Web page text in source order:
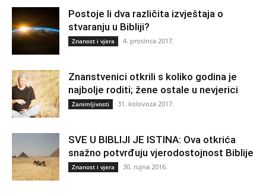
Postoje li dva različita izvještaja o
stvaranju u Bibliji?
Znanost i vjera 4. prosinca 2017.
Znanstvenici otkrili s koliko godina je
najbolje roditi; žene ostale u nevjerici
Zanimljivosti 31. kolovoza 2017.
SVE U BIBLIJI JE ISTINA: Ova otkrića
snažno potvrđuju vjerodostojnost Biblije
Znanost i vjera 30. rujna 2016.